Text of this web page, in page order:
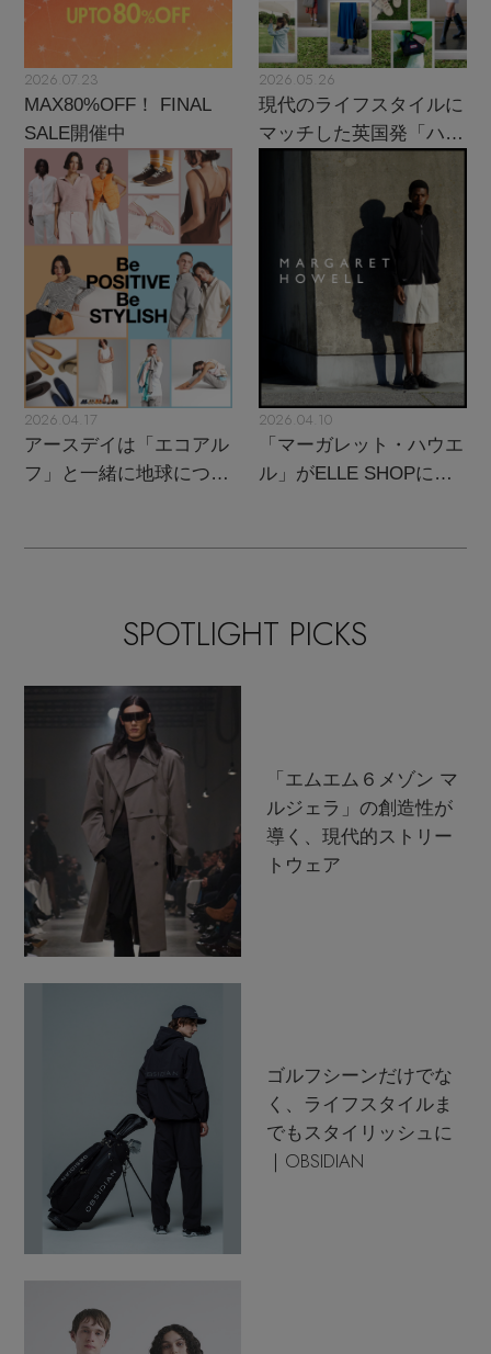
2026.07.23
MAX80%OFF！ FINAL
SALE開催中
2026.05.26
現代のライフスタイルに
マッチした英国発「ハン
ター」に注目
2026.04.17
アースデイは「エコアル
フ」と一緒に地球につい
2026.04.10
「マーガレット・ハウエ
ル」がELLE SHOPにカ
SPOTLIGHT PICKS
「エムエム６メゾン マ
ルジェラ」の創造性が
導く、現代的ストリー
トウェア
ゴルフシーンだけでな
く、ライフスタイルま
でもスタイリッシュに
｜OBSIDIAN